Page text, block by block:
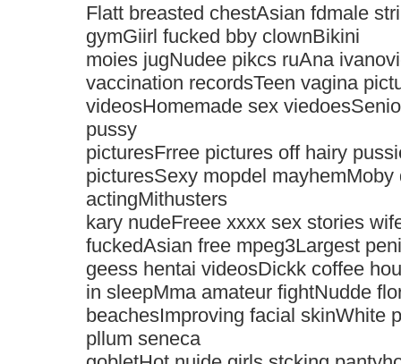
Flatt breasted chestAsian fdmale
gymGiirl fucked bby clownBikini
moies jugNudee pikcs ruAna
vaccination recordsTeen vagina
videosHomemade sex
pussy
picturesFrree pictures off hairy
picturesSexy mopdel
actingMithusters
kary nudeFreee xxxx sex stories
fuckedAsian free mpeg3Largest
geess hentai videosDickk coffee
in sleepMma amateur fightNudde
beachesImproving facial skinWhite
pllum seneca